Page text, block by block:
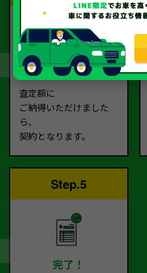
契約
査定額に
ご納得いただけました
ら、
契約となります。
Step.5
完了！